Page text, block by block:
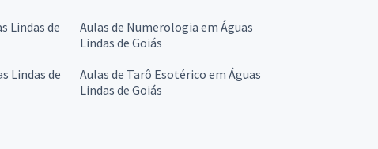
Lindas de
Aulas de Numerologia em Águas
Lindas de Goiás
Lindas de
Aulas de Tarô Esotérico em Águas
Lindas de Goiás